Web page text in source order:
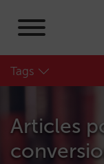
Tags
Articles